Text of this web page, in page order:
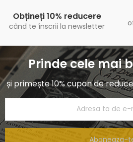
Obțineți 10% reducere
când te înscrii la newsletter
Prinde cele mai
și primește 10% cupon de
Aboneaza-